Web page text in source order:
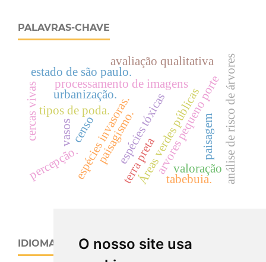
O nosso site usa
PALAVRAS-CHAVE
Áreas verdes públicas
processamento de imagens
espécies tóxicas
espécies invasoras.
estado de são paulo.
arvores pequeno porte
avaliação qualitativa
tipos de poda. análise de risco de árvores
paisagismo.
censo
urbanização.
valoração
percepção. terra preta
vasos
cercas vivas
tabebuia.
paisagem
IDIOMA